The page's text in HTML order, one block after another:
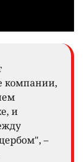
компании,
и
–